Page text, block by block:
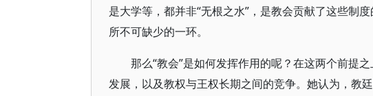
是大学等，都并非“无根之水”，是教会贡献了这些制
所不可缺少的一环。
那么“教会”是如何发挥作用的呢？在这两个前提
发展，以及教权与王权长期之间的竞争。她认为，教